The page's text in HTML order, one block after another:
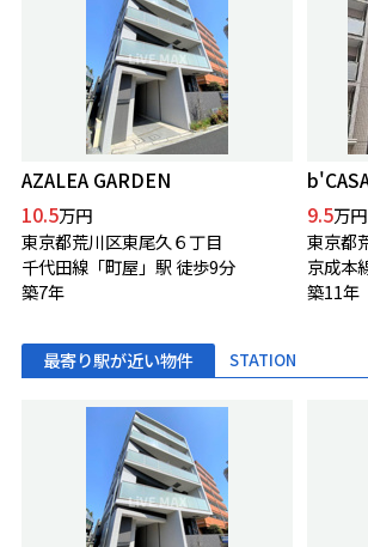
AZALEA GARDEN
10.5万円
東京都荒川区東尾久６丁目
千代田線「町屋」駅 徒歩9分
築7年
9.5万円
東京都
京成本
築11年
最寄り駅が近い物件 STATION